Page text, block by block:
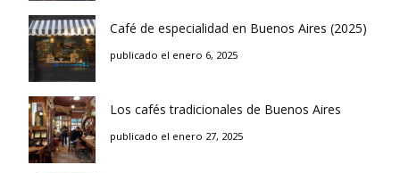
Café de especialidad en Buenos Aires (2025)
publicado el enero 6, 2025
Los cafés tradicionales de Buenos Aires
publicado el enero 27, 2025